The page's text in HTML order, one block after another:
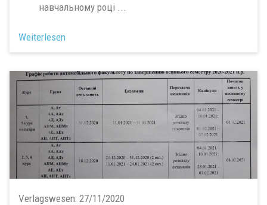
навчальному році ...
Weiterlesen
Verlagswesen: 27/11/2020